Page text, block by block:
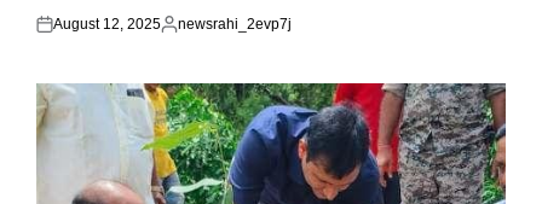
Posted
August 12, 2025
Posted
newsrahi_2evp7j